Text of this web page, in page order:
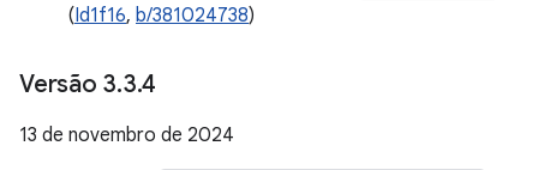
(Id1f16, b/381024738)
Versão 3.3.4
13 de novembro de 2024